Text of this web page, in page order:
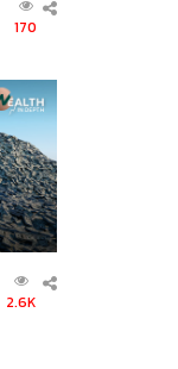
170
2.6K